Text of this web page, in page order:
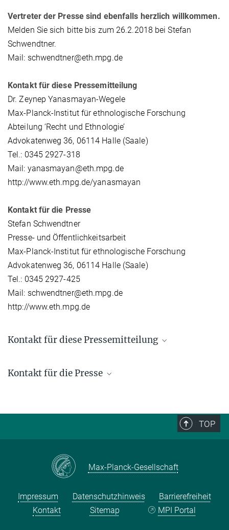
Vertreter der Presse sind ebenfalls herzlich willkommen.
Melden Sie sich bitte bis zum 26.2.2018 bei Stefan
Schwendtner.
Mail: schwendtner@eth.mpg.de
Kontakt für diese Pressemitteilung
Dr. Zeynep Yanasmayan-Wegele
Max-Planck-Institut für ethnologische Forschung
Abteilung ‘Recht und Ethnologie’
Advokatenweg 36, 06114 Halle (Saale)
Tel.: 0345 2927-318
Mail: yanasmayan@eth.mpg.de
http://www.eth.mpg.de/yanasmayan
Kontakt für die Presse
Stefan Schwendtner
Presse- und Öffentlichkeitsarbeit
Max-Planck-Institut für ethnologische Forschung
Advokatenweg 36, 06114 Halle (Saale)
Tel.: 0345 2927-425
Mail: schwendtner@eth.mpg.de
http://www.eth.mpg.de
Kontakt für diese Pressemitteilung
Kontakt für die Presse
TOP
Max-Planck-Gesellschaft
Impressum Datenschutzhinweis
Barrierefreiheit
Kontakt
Sitemap MPI Portal